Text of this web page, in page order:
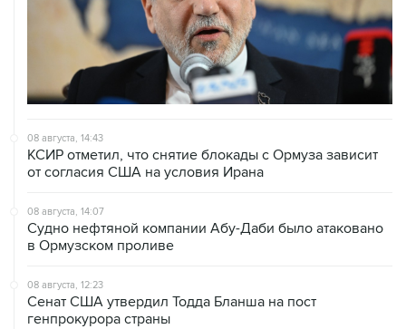
08 августа, 14:43
КСИР отметил, что снятие блокады с Ормуза зависит
от согласия США на условия Ирана
08 августа, 14:07
Судно нефтяной компании Абу-Даби было атаковано
в Ормузском проливе
08 августа, 12:23
Сенат США утвердил Тодда Бланша на пост
генпрокурора страны